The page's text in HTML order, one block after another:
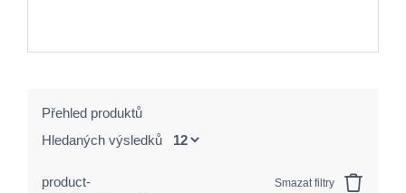
Přehled produktů
Hledaných výsledků
product-
Smazat filtry